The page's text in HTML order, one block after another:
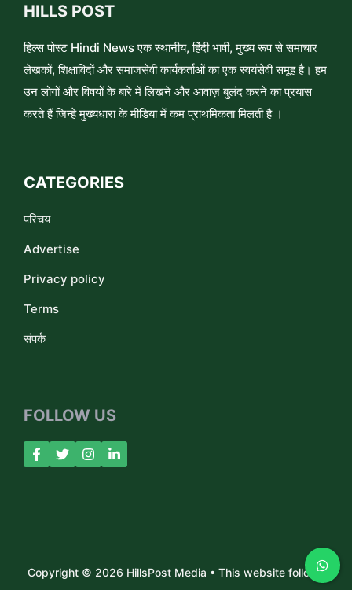
HILLS POST
हिल्स पोस्ट Hindi News एक स्थानीय, हिंदी भाषी, मुख्य रूप से समाचार
लेखकों, शिक्षाविदों और समाजसेवी कार्यकर्ताओं का एक स्वयंसेवी समूह है। हम
उन लोगों और विषयों के बारे में लिखने और आवाज़ बुलंद करने का प्रयास
करते हैं जिन्हे मुख्यधारा के मीडिया में कम प्राथमिकता मिलती है ।
CATEGORIES
परिचय
Advertise
Privacy policy
Terms
संपर्क
FOLLOW US
Copyright © 2026 HillsPost Media • This website follows